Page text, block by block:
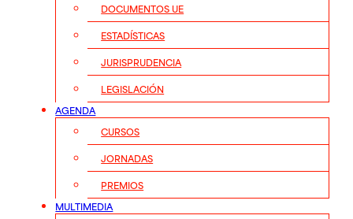
DOCUMENTOS UE
ESTADÍSTICAS
JURISPRUDENCIA
LEGISLACIÓN
AGENDA
CURSOS
JORNADAS
PREMIOS
MULTIMEDIA